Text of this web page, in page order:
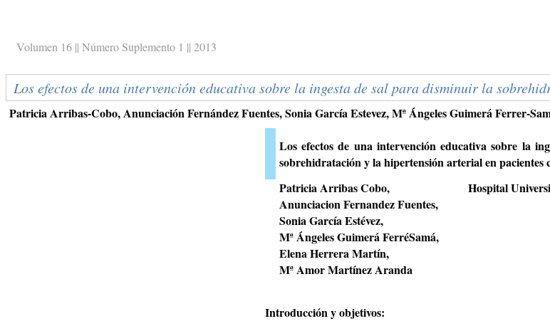
Volumen 16 || Número Suplemento 1 || 2013
Los efectos de una intervención educativa sobre la ingesta de sal para disminuir la
Patricia Arribas-Cobo, Anunciación Fernández Fuentes, Sonia García Estevez, Mª Ángeles Guimerá Ferrer-
Los efectos de una intervención educativa sobre la
sobrehidratación y la hipertensión arterial en pacientes
Patricia Arribas Cobo,
Anunciacion Fernandez Fuentes,
Sonia García Estévez,
Mª Ángeles Guimerá FerréSamá,
Elena Herrera Martín,
Mª Amor Martínez Aranda
Hospital
Introducción y objetivos: